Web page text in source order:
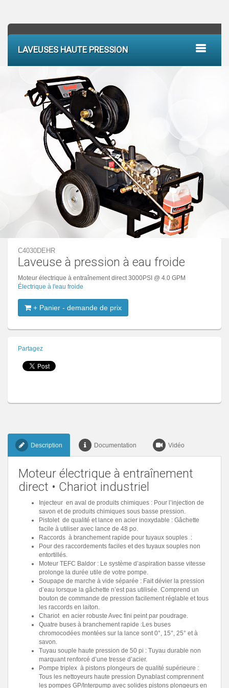
LAVEUSES HAUTE PRESSION
C4030DEHR
Laveuse à pression à eau froide
Moteur électrique à entraînement direct 3000PSI @ 4.0 GPM
Électrique à l'eau froide
+ Panier - demande de prix
Partagez
Description Documentation Vidéo
Moteur électrique à entraînement
direct • Chariot industriel
Injecteur en aval de produits chimiques : Pour l’injection de
savon et de produits chimiques sous basse pression.
Pistolet de qualité et lance en acier inoxydable : Gâchette
facile à utiliser avec lance de 48 po.
Raccords à branchement rapide pour tuyaux souples :
Pour des raccordements faciles et des tuyaux souples non
entortillés.
Moteur TEFC Baldor : Le système d’aspiration basse vitesse
prolonge la durée utile de votre pompe.
Soupape de marche à vide séparée : Fait dévier la pression
d’eau lorsque la gâchette n’est pas utilisée. Comprend un
bouton de commande de pression facilement réglable et tous
les raccords en laiton.
Chariot en acier robuste Avec fini peint par poudrage.
Quatre buses à branchement rapide :Les buses
chromocodées montées sur la lance sont 0°, 15°, 25° et à
savon.
Tuyau souple haute pression de 50 pi : Tuyau durable non
marquant renforcé d’une tresse d’acier.
Pompe triplex à pistons plongeurs de qualité supérieure :
Tous les nettoyeurs haute pression Dynablast comprennent
les pompes GP/Interpump avec solides pistons plongeurs en